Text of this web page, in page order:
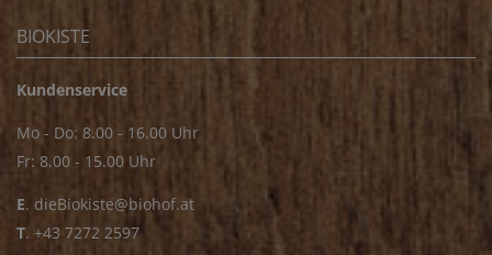
BIOKISTE
Kundenservice
Mo - Do: 8.00 - 16.00 Uhr
Fr: 8.00 - 15.00 Uhr
E. dieBiokiste@biohof.at
T. +43 7272 2597